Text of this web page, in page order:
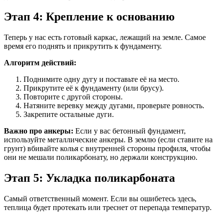
Этап 4: Крепление к основанию
Теперь у нас есть готовый каркас, лежащий на земле. Самое
время его поднять и прикрутить к фундаменту.
Алгоритм действий:
Поднимите одну дугу и поставьте её на место.
Прикрутите её к фундаменту (или брусу).
Повторите с другой стороны.
Натяните веревку между дугами, проверьте ровность.
Закрепите остальные дуги.
Важно про анкеры: Если у вас бетонный фундамент,
используйте металлические анкеры. В землю (если ставите на
грунт) вбивайте колья с внутренней стороны профиля, чтобы
они не мешали поликарбонату, но держали конструкцию.
Этап 5: Укладка поликарбоната
Самый ответственный момент. Если вы ошибетесь здесь,
теплица будет протекать или треснет от перепада температур.